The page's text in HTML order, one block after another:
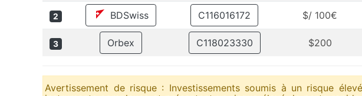
2 BDSwiss C116016172 $/ 100€
3 Orbex C118023330 $200
Avertissement de risque : Investissements soumis à un risque